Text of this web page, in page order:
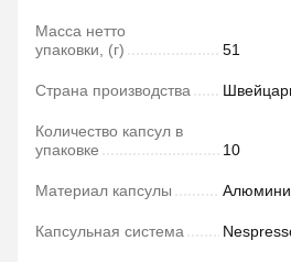
Масса нетто
упаковки, (г)
51
Страна производства
Количество капсул в
упаковке
10
Материал капсулы
Капсульная система